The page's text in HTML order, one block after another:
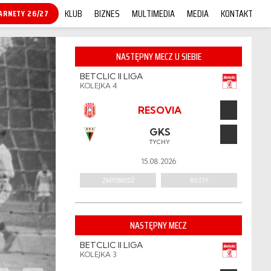
DOSTĘPNE! KLUB BIZNES MULTIMEDIA MEDIA KONTAKT
NASTĘPNY MECZ U SIEBIE
BETCLIC II LIGA
KOLEJKA 4
RESOVIA
GKS
TYCHY
15.08.2026
ZAPOWIEDŹ BILETY
NASTĘPNY MECZ
BETCLIC II LIGA
KOLEJKA 3